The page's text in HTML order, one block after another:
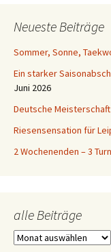
Neueste Beiträge
Sommer, Sonne,
Ein starker
Juni 2026
Deutsche
Riesensensation für
2 Wochenenden – 3
alle Beiträge
alle